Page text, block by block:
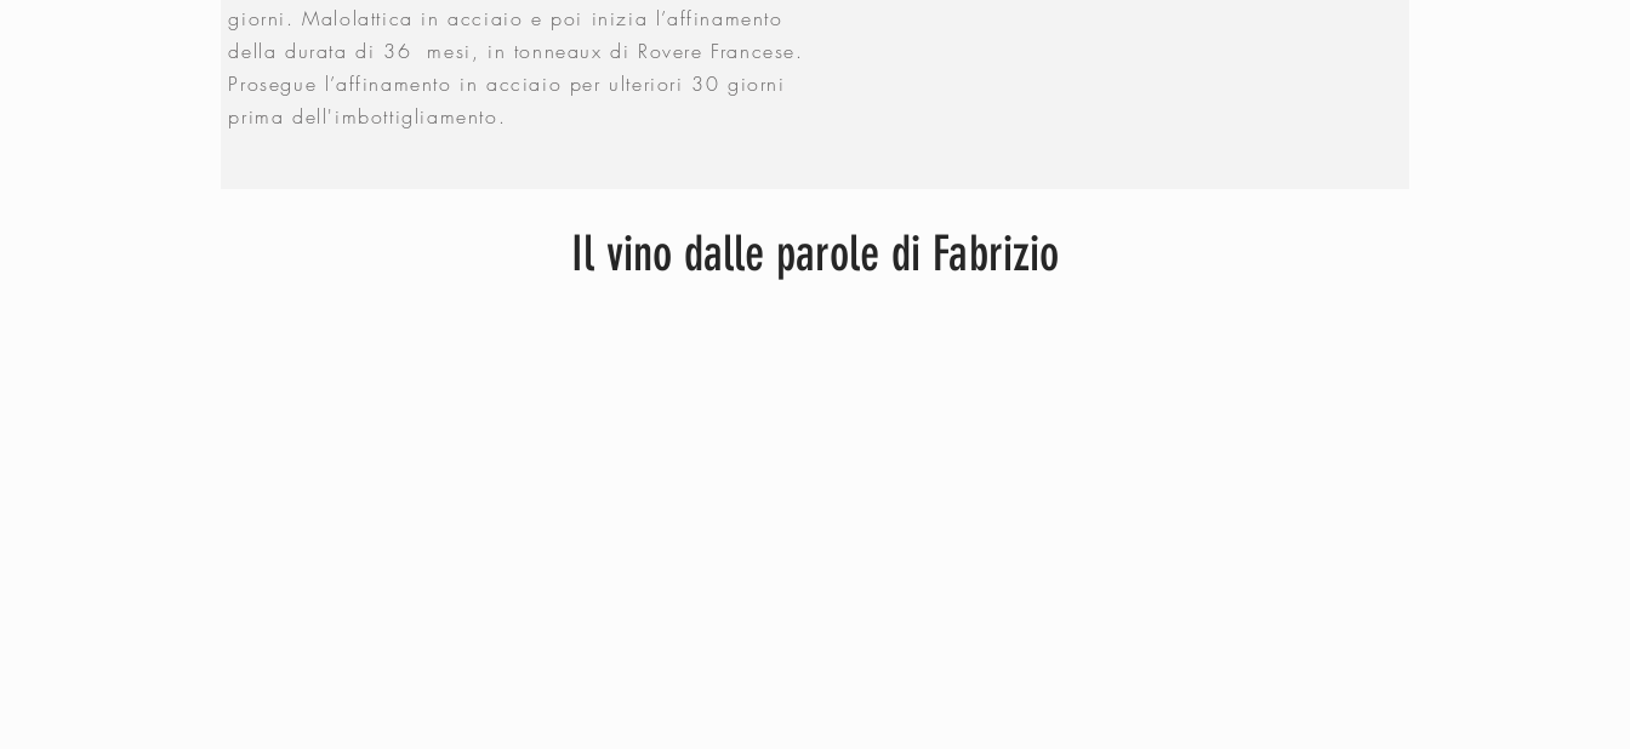
giorni. Malolattica in acciaio e poi inizia l’affinamento
della durata di 36 mesi, in tonneaux di Rovere Francese.
Prosegue l’affinamento in acciaio per ulteriori 30 giorni
prima dell'imbottigliamento.
Il vino dalle parole di Fabrizio